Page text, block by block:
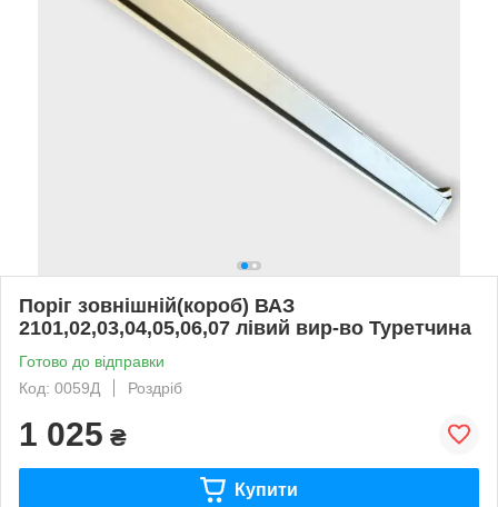
Поріг зовнішній(короб) ВАЗ
2101,02,03,04,05,06,07 лівий вир-во Туретчина
Готово до відправки
Код: 0059Д
Роздріб
1 025 ₴
Купити